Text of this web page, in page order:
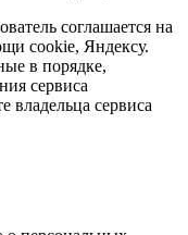
соглашается на
cookie, Яндексу.
в порядке,
сервиса
владельца сервиса